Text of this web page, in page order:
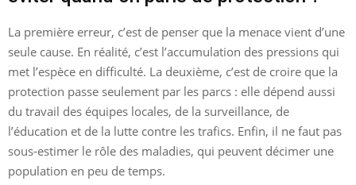
La première erreur, c’est de penser que la menace vient d’une
seule cause. En réalité, c’est l’accumulation des pressions qui
met l’espèce en difficulté. La deuxième, c’est de croire que la
protection passe seulement par les parcs : elle dépend aussi
du travail des équipes locales, de la surveillance, de
l’éducation et de la lutte contre les trafics. Enfin, il ne faut pas
sous-estimer le rôle des maladies, qui peuvent décimer une
population en peu de temps.